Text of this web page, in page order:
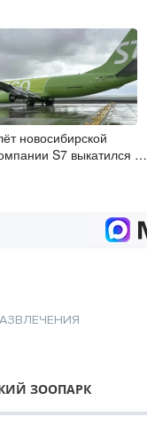
новосибирской
S7 выкатился за
ЗООПАРК